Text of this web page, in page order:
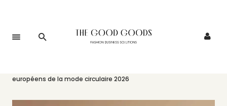
européens de la mode circulaire 2026